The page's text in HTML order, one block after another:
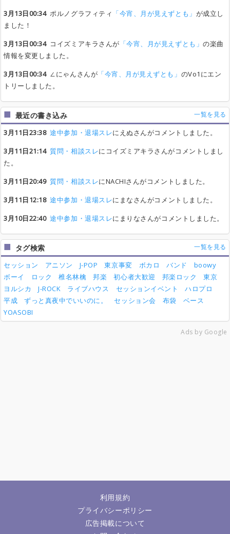
3月13日00:34ポルノグラフィティ 「今宵、月が見えずとも」 が成立し
ました！
3月13日00:34コイズミアキラさんが 「今宵、月が見えずとも」の楽曲
情報を変更しました。
3月13日00:34∠にゃんさんが 「今宵、月が見えずとも」 のVo1にエン
トリーしました。
最近の書き込み 一覧を見る
3月11日23:38 途中参加・退場スレにえぬさんがコメントしました。
3月11日21:14 質問・相談スレにコイズミアキラさんがコメントしまし
た。
3月11日20:49 質問・相談スレにNACHIさんがコメントしました。
3月11日12:18 途中参加・退場スレにまなさんがコメントしました。
3月10日22:40 途中参加・退場スレにまりなさんがコメントしました。
タグ検索 一覧を見る
セッション アニソン J-POP 東京事変 ボカロ バンド
boowy
ボーイ
ロック 椎名林檎 邦楽 初心者大歓迎 邦楽ロック
東京
ヨルシカ
J-ROCK ライブハウス セッションイベント
ハロプロ
平成
ずっと真夜中でいいのに。 セッション会 布袋
ベース
YOASOBI
Ads by Google
利用規約
プライバシーポリシー
広告掲載について